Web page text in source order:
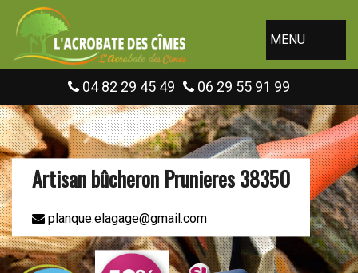
MENU
04 82 29 45 49 06 29 55 91 99
Artisan bûcheron Prunieres 38350
planque.elagage@gmail.com